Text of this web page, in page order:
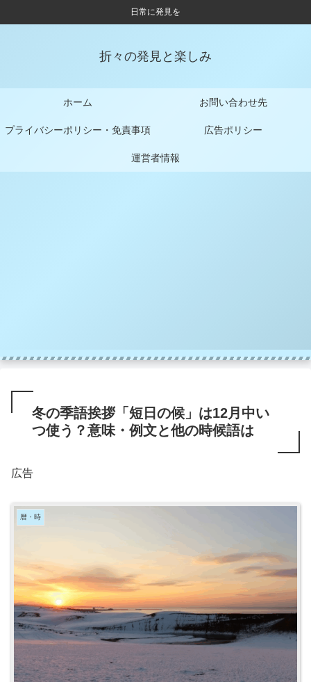
日常に発見を
折々の発見と楽しみ
ホーム お問い合わせ先
プライバシーポリシー・免責事項 広告ポリシー
運営者情報
冬の季語挨拶「短日の候」は12月中い
つ使う？意味・例文と他の時候語は
広告
暦・時